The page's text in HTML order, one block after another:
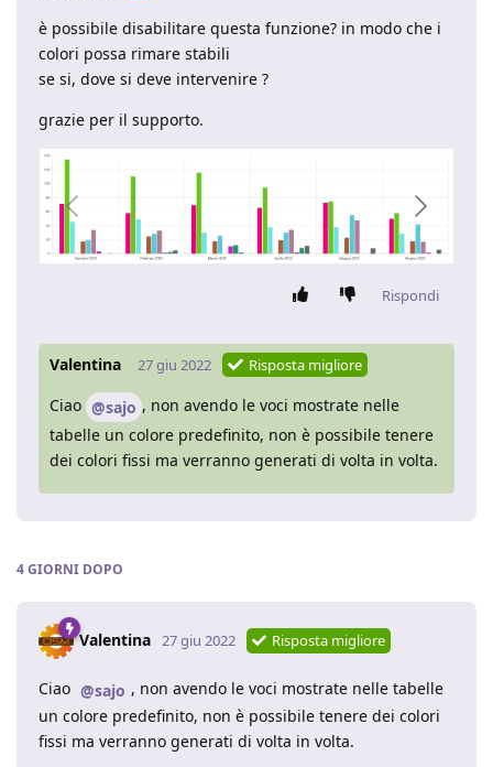
è possibile disabilitare questa funzione? in modo che i
colori possa rimare stabili
se si, dove si deve intervenire ?
grazie per il supporto.
Rispondi
Valentina 27 giu 2022 Risposta migliore
Ciao @sajo , non avendo le voci mostrate nelle
tabelle un colore predefinito, non è possibile tenere
dei colori fissi ma verranno generati di volta in volta.
4 GIORNI DOPO
Valentina 27 giu 2022 Risposta migliore
Ciao @sajo , non avendo le voci mostrate nelle tabelle
un colore predefinito, non è possibile tenere dei colori
fissi ma verranno generati di volta in volta.